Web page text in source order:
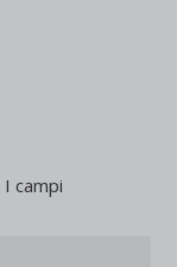
I campi